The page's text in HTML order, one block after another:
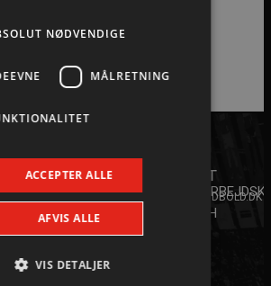
HÅNDBOLD
S
VEJ 31
KONTAKT
+45 96
INFO@AALBORGHAANDBOLD.DK
ANDET
YOUTH
NØDVENDIGE
MÅLRETNING
ACCEPTER ALLE
AFVIS ALLE
VIS DETALJER